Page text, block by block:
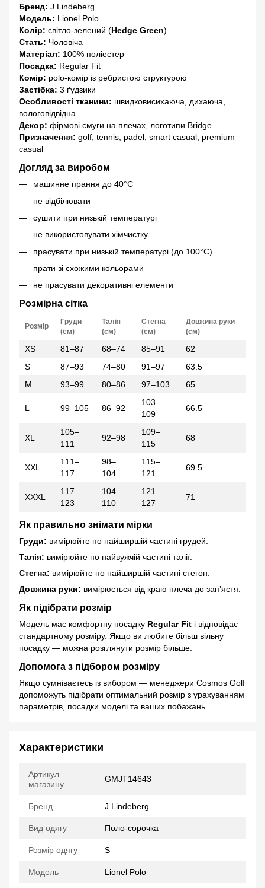
Бренд: J.Lindeberg
Модель: Lionel Polo
Колір: світло-зелений (Hedge Green)
Стать: Чоловіча
Матеріал: 100% поліестер
Посадка: Regular Fit
Комір: polo-комір із ребристою структурою
Застібка: 3 ґудзики
Особливості тканини: швидковисихаюча, дихаюча,
вологовідвідна
Декор: фірмові смуги на плечах, логотипи Bridge
Призначення: golf, tennis, padel, smart casual, premium
casual
Догляд за виробом
машинне прання до 40°C
не відбілювати
сушити при низькій температурі
не використовувати хімчистку
прасувати при низькій температурі (до 100°C)
прати зі схожими кольорами
не прасувати декоративні елементи
Розмірна сітка
Розмір
Груди
(см)
Талія
(см)
Стегна
(см)
Довжина руки
(см)
XS 81–87 68–74 85–91
62
S
87–93 74–80 91–97
63.5
M
93–99 80–86 97–103 65
L 99–105 86–92
103–
109
66.5
XL
105–
111
92–98
109–
115
68
XXL
111–
117
98–
104
115–
121
69.5
XXXL
117–
123
104–
110
121–
127
71
Як правильно знімати мірки
Груди: вимірюйте по найширшій частині грудей.
Талія: вимірюйте по найвужчій частині талії.
Стегна: вимірюйте по найширшій частині стегон.
Довжина руки: вимірюється від краю плеча до зап’ястя.
Як підібрати розмір
Модель має комфортну посадку Regular Fit і відповідає
стандартному розміру. Якщо ви любите більш вільну
посадку — можна розглянути розмір більше.
Допомога з підбором розміру
Якщо сумніваєтесь із вибором — менеджери Cosmos Golf
допоможуть підібрати оптимальний розмір з урахуванням
параметрів, посадки моделі та ваших побажань.
Характеристики
Артикул
магазину
GMJT14643
Бренд J.Lindeberg
Вид одягу Поло-сорочка
Розмір одягу S
Модель Lionel Polo